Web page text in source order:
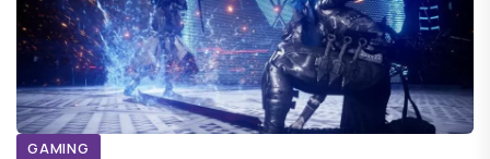
GAMING